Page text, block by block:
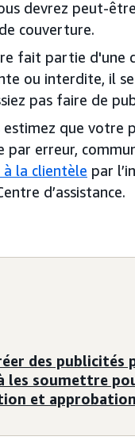
devrez peut-
couverture.
fait partie d'une
ou interdite, il
pas faire de
estimez que votre
par erreur,
à la clientèle par
d’assistance.
des publicités
les soumettre
et